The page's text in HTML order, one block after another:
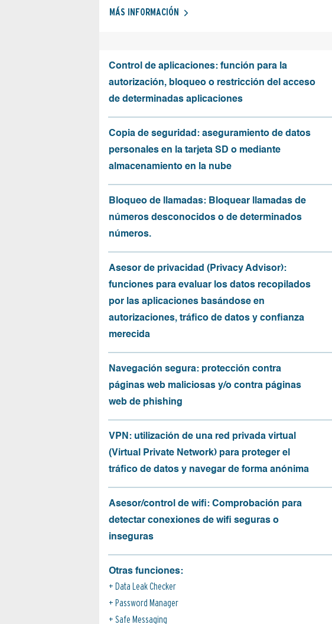
MÁS INFORMACIÓN
Control de aplicaciones: función para la
autorización, bloqueo o restricción del acceso
de determinadas aplicaciones
Copia de seguridad: aseguramiento de datos
personales en la tarjeta SD o mediante
almacenamiento en la nube
Bloqueo de llamadas: Bloquear llamadas de
números desconocidos o de determinados
números.
Asesor de privacidad (Privacy Advisor):
funciones para evaluar los datos recopilados
por las aplicaciones basándose en
autorizaciones, tráfico de datos y confianza
merecida
Navegación segura: protección contra
páginas web maliciosas y/o contra páginas
web de phishing
VPN: utilización de una red privada virtual
(Virtual Private Network) para proteger el
tráfico de datos y navegar de forma anónima
Asesor/control de wifi: Comprobación para
detectar conexiones de wifi seguras o
inseguras
Otras funciones:
Data Leak Checker
Password Manager
Safe Messaging